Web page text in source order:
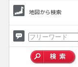
地図から検索